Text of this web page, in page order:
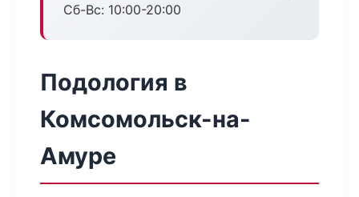
Сб-Вс: 10:00-20:00
Подология в
Комсомольск-на-
Амуре